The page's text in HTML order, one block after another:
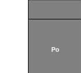
Po